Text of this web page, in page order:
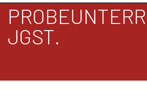
SCHULE
INTERNAT
UNTERNEHMERGYMNASIUM
JGST.